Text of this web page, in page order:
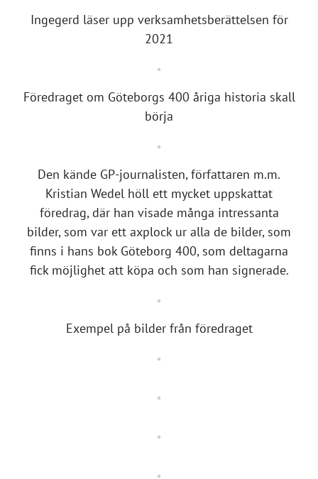
Ingegerd läser upp verksamhetsberättelsen för
2021
Föredraget om Göteborgs 400 åriga historia skall
börja
Den kände GP-journalisten, författaren m.m.
Kristian Wedel höll ett mycket uppskattat
föredrag, där han visade många intressanta
bilder, som var ett axplock ur alla de bilder, som
finns i hans bok Göteborg 400, som deltagarna
fick möjlighet att köpa och som han signerade.
Exempel på bilder från föredraget